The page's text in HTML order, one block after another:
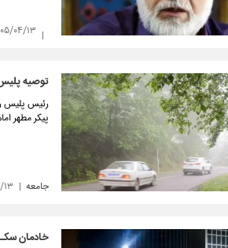
۱۴۰۵/
توصیه پلیس
رئیس پلیس
پیکر مطهر
جامعه
خادمان